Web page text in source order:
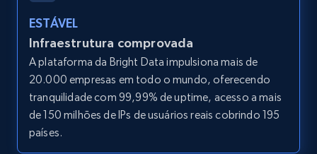
URL, ID, User id, Use url, Title, Headline, Post
text, Date posted, and more.
11.3K+ 1.5K+ Comece grátis
ESTÁVEL
Infraestrutura comprovada
A plataforma da Bright Data impulsiona mais de
20.000 empresas em todo o mundo, oferecendo
tranquilidade com 99,99% de uptime, acesso a mais
de 150 milhões de IPs de usuários reais cobrindo 195
países.